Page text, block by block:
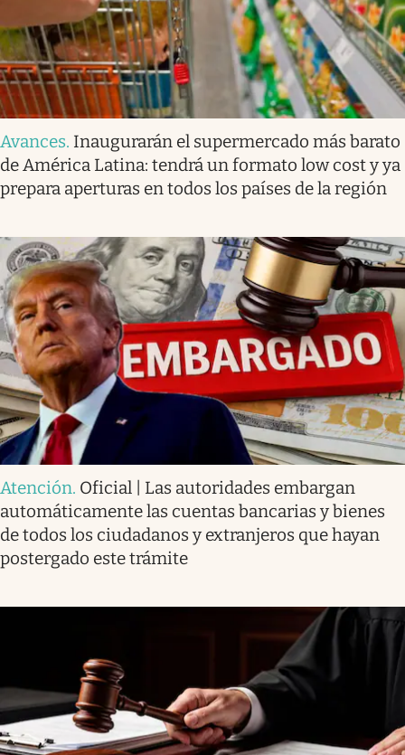
Avances. Inaugurarán el supermercado más barato
de América Latina: tendrá un formato low cost y ya
prepara aperturas en todos los países de la región
Atención. Oficial | Las autoridades embargan
automáticamente las cuentas bancarias y bienes
de todos los ciudadanos y extranjeros que hayan
postergado este trámite